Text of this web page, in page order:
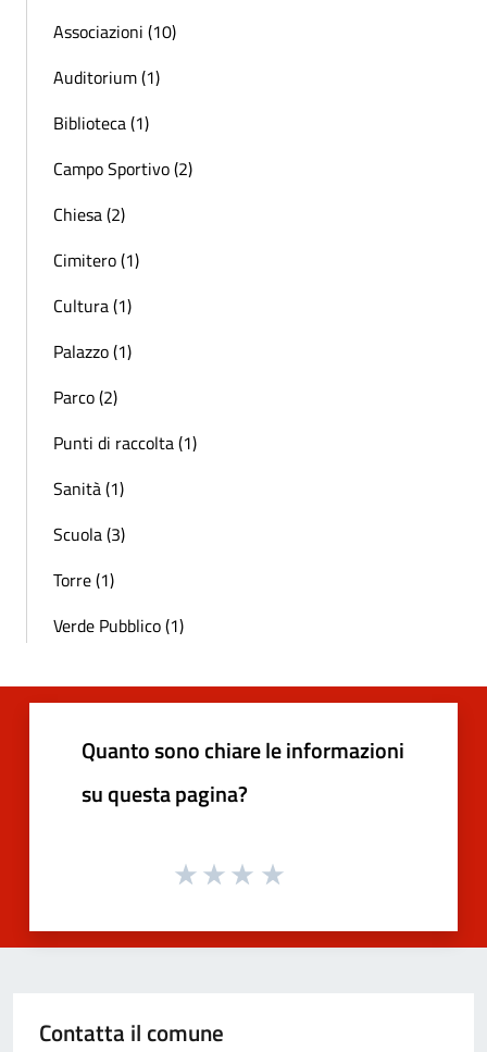
Associazioni (10)
Auditorium (1)
Biblioteca (1)
Campo Sportivo (2)
Chiesa (2)
Cimitero (1)
Cultura (1)
Palazzo (1)
Parco (2)
Punti di raccolta (1)
Sanità (1)
Scuola (3)
Torre (1)
Verde Pubblico (1)
Quanto sono chiare le informazioni
su questa pagina?
Contatta il comune